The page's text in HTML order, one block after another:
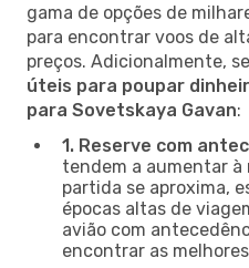
gama de opções de
para encontrar voos de
preços. Adicionalmente,
úteis para poupar
para Sovetskaya Gavan:
1. Reserve com
tendem a aumentar
partida se aproxima,
épocas altas de
avião com
encontrar as